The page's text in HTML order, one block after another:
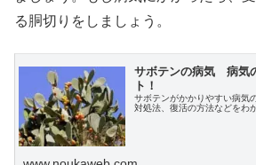
る胴切りをしましょう。
サボテンの病気 病気
ト！
サボテンがかかりやすい病気
対処法、復活の方法などをわ